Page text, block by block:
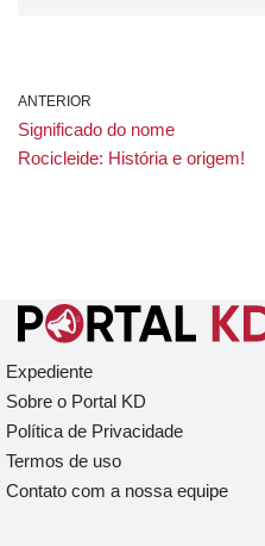
ANTERIOR
Significado do nome
Rocicleide: História e origem!
Expediente
Sobre o Portal KD
Política de Privacidade
Termos de uso
Contato com a nossa equipe